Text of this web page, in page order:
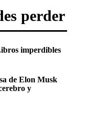
perder
imperdibles
de Elon Musk
y